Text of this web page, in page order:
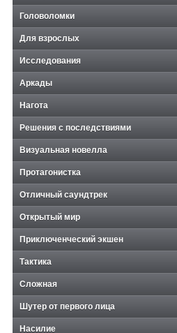
Головоломки
Для взрослых
Исследования
Аркады
Нагота
Решения с последствиями
Визуальная новелла
Протагонистка
Отличный саундтрек
Открытый мир
Приключенческий экшен
Тактика
Сложная
Шутер от первого лица
Насилие